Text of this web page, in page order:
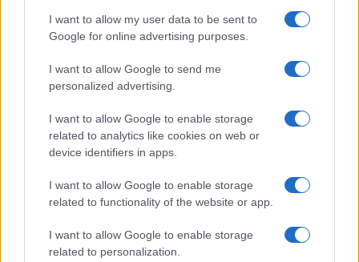
I want to allow my user data to be sent to
Google for online advertising purposes.
I want to allow Google to send me
personalized advertising.
I want to allow Google to enable storage
related to analytics like cookies on web or
device identifiers in apps.
I want to allow Google to enable storage
related to functionality of the website or app.
I want to allow Google to enable storage
related to personalization.
Itinerari facili in Val Vigezzo tra borghi, boschi e punti
panoramici
Alessandro Tassinari · 10 Ago 2026
FUORI PORTA